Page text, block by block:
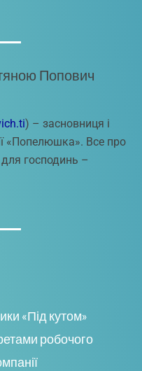
Попович
) – засновниця і
«Попелюшка». Все про
для господинь –
«Під кутом»
робочого